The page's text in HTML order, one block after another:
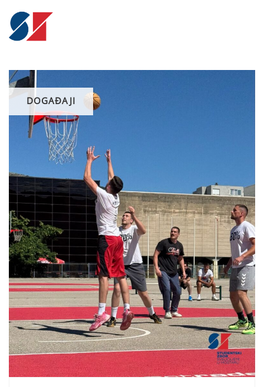
DOGAĐAJI